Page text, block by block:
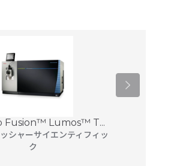
Fusion™ Lumos™ T...
シャーサイエンティフィッ
ク